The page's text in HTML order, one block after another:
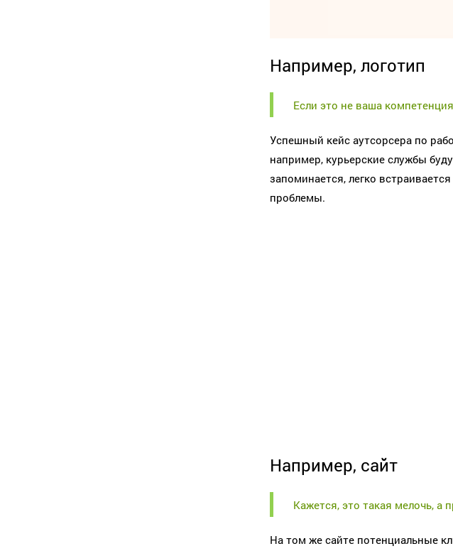
Например, логотип
Если это не ваша
Успешный кейс аутсорсера по
например, курьерские службы
запоминается, легко
проблемы.
Например, сайт
Кажется, это такая мелочь, а
На том же сайте потенциальные